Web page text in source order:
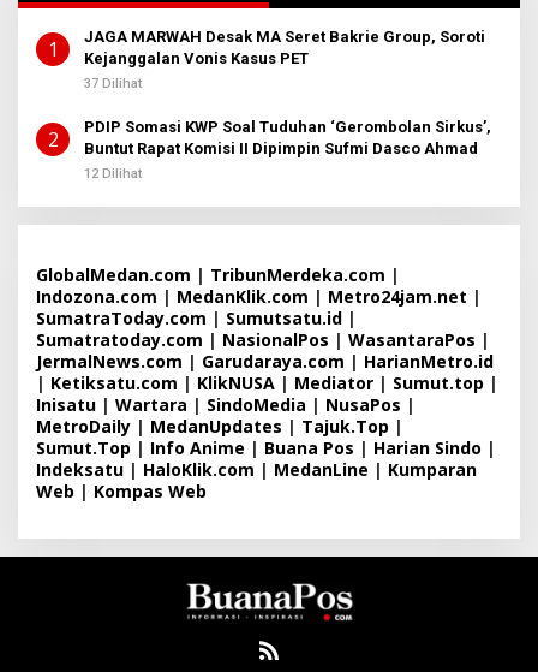
1
JAGA MARWAH Desak MA Seret Bakrie Group, Soroti
Kejanggalan Vonis Kasus PET
37 Dilihat
2
PDIP Somasi KWP Soal Tuduhan ‘Gerombolan Sirkus’,
Buntut Rapat Komisi II Dipimpin Sufmi Dasco Ahmad
12 Dilihat
GlobalMedan.com | TribunMerdeka.com |
Indozona.com | MedanKlik.com | Metro24jam.net |
SumatraToday.com | Sumutsatu.id |
Sumatratoday.com | NasionalPos | WasantaraPos |
JermalNews.com | Garudaraya.com | HarianMetro.id
| Ketiksatu.com | KlikNUSA | Mediator | Sumut.top |
Inisatu | Wartara | SindoMedia | NusaPos |
MetroDaily | MedanUpdates | Tajuk.Top |
Sumut.Top | Info Anime | Buana Pos | Harian Sindo |
Indeksatu | HaloKlik.com | MedanLine | Kumparan
Web | Kompas Web